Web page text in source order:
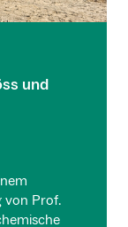
und
von Prof.